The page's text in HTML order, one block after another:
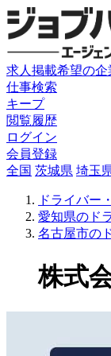
求人掲載希望の企
仕事検索
キープ
閲覧履歴
ログイン
会員登録
全国 茨城県 埼玉
ドライバー
愛知県のド
名古屋市の
株式